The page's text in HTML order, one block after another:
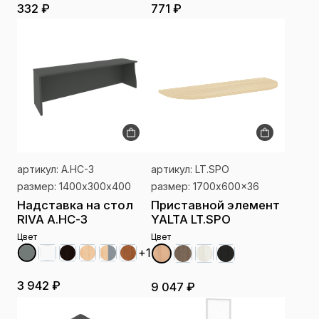
332 ₽ 771 ₽
артикул: А.НС-3
размер: 1400х300х400
Надставка на стол
RIVA А.НС-3
Цвет
+1
3 942 ₽
артикул: LT.SРО
размер: 1700x600x36
Приставной элемент
YALTA LT.SРО
Цвет
9 047 ₽